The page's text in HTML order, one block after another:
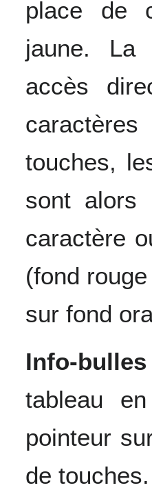
place de
jaune.
accès
touches,
sont
caractère
(fond
sur fond
Info-bulles
tableau
pointeur
de touches.